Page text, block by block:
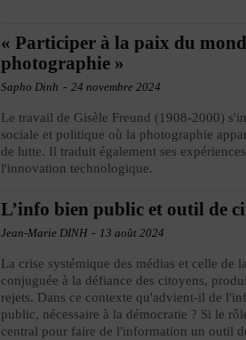
« Participer à la paix du
photographie »
Sapho Dinh - 24 novembre 2024
Le travail de Gisèle Freund (1908-2000)
sociale et politique où la photographie
de lutte. Il traduit également ses
l'innovation technologique.
L’info bien public et outil de
Jean-Marie DINH - 13 août 2024
La crise systémique des médias et celle de
conjuguée à la défiance des citoyens,
rejets. Dans ce contexte qu'advient-il de
public, nécessaire à la démocratie ? Si le
central pour faire de l'information un outil